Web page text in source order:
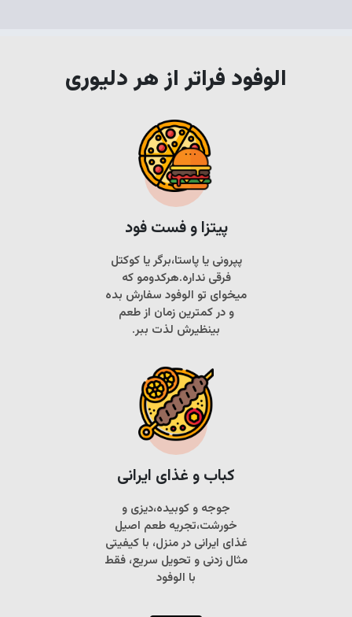
الوفود فراتر از هر دلیوری
پیتزا و فست فود
پپرونی یا پاستا،برگر یا کوکتل
فرقی نداره.هرکدومو که
میخوای تو الوفود سفارش بده
و در کمترین زمان از طعم
بینظیرش لذت ببر.
کباب و غذای ایرانی
جوجه و کوبیده،دیزی و
خورشت،تجریه طعم اصیل
غذای ایرانی در منزل، با کیفیتی
مثال زدنی و تحویل سریع، فقط
با الوفود